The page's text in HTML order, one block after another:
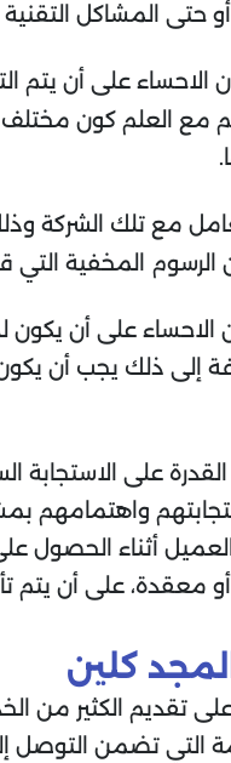
حتى المشاكل
على أن يتم
العلم كون
مع تلك الشركة
المخفية
الاحساء على أن
إلى ذلك يجب أن
على
واهتمامهم
أثناء
أو معقدة، على أن
كلين
تقديم الكثير من
التي تضمن